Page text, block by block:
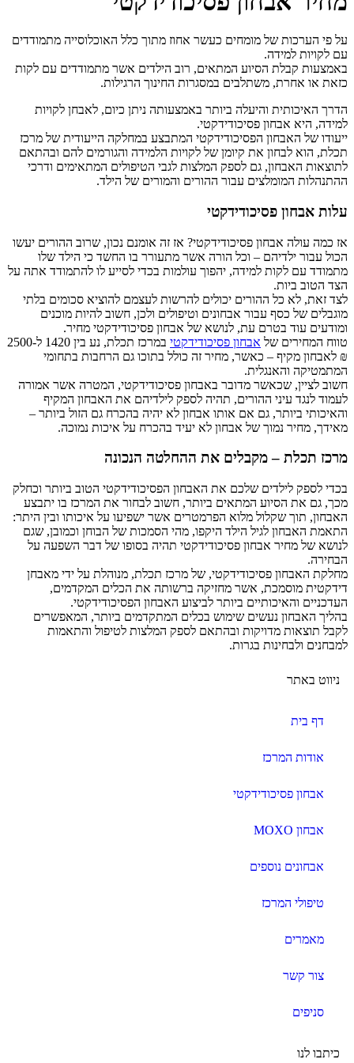
על פי הערכות של מומחים כעשר אחוז מתוך כלל האוכלוסייה מתמודדים
עם לקויות למידה.
באמצעות קבלת הסיוע המתאים, רוב הילדים אשר מתמודדים עם לקות
כזאת או אחרת, משתלבים במסגרות החינוך הרגילות.
הדרך האיכותית והיעלה ביותר באמצעותה ניתן כיום, לאבחן לקויות
למידה, היא אבחון פסיכודידקטי.
ייעודו של האבחון הפסיכודידקטי המתבצע במחלקה הייעודית של מרכז
תכלת, הוא לבחון את קיומן של לקויות הלמידה והגורמים להם ובהתאם
לתוצאות האבחון, גם לספק המלצות לגבי הטיפולים המתאימים ודרכי
ההתנהלות המומלצים עבור ההורים והמורים של הילד.
עלות אבחון פסיכודידקטי
אז כמה עולה אבחון פסיכודידקטי? אז זה אומנם נכון, שרוב ההורים יעשו
הכול עבור ילדיהם – וכל הורה אשר מתעורר בו החשד כי הילד שלו
מתמודד עם לקות למידה, יהפוך עולמות בכדי לסייע לו להתמודד אתה על
הצד הטוב ביות.
לצד זאת, לא כל ההורים יכולים להרשות לעצמם להוציא סכומים בלתי
מוגבלים של כסף עבור אבחונים וטיפולים ולכן, חשוב להיות מוכנים
ומודעים עוד בטרם עת, לנושא של אבחון פסיכודידקטי מחיר.
טווח המחירים של אבחון פסיכודידקטי
במרכז תכלת, נע בין 1420 ל-2500
₪ לאבחון מקיף – כאשר, מחיר זה כולל בתוכו גם הרחבות בתחומי
המתמטיקה והאנגלית.
חשוב לציין, שכאשר מדובר באבחון פסיכודידקטי, המטרה אשר אמורה
לעמוד לנגד עיני ההורים, תהיה לספק לילדיהם את האבחון המקיף
והאיכותי ביותר, גם אם אותו אבחון לא יהיה בהכרח גם הזול ביותר –
מאידך, מחיר נמוך של אבחון לא יעיד בהכרח על איכות נמוכה.
מרכז תכלת – מקבלים את ההחלטה הנכונה
בכדי לספק לילדים שלכם את האבחון הפסיכודידקטי הטוב ביותר וכחלק
מכך, גם את הסיוע המתאים ביותר, חשוב לבחור את המרכז בו יתבצע
האבחון, תוך שקלול מלוא הפרמטרים אשר ישפיעו על איכותו ובין היתר:
התאמת האבחון לגיל הילד היקפו, מהי הסמכות של הבוחן וכמובן, שגם
לנושא של מחיר אבחון פסיכודידקטי תהיה בסופו של דבר השפעה על
הבחירה.
מחלקת האבחון פסיכודידקטי, של מרכז תכלת, מנוהלת על ידי מאבחן
דידקטית מוסמכת, אשר מחזיקה ברשותה את הכלים המקדמים,
העדכניים והאיכותיים ביותר לביצוע האבחון הפסיכודידקטי.
בהליך האבחון נעשים שימוש בכלים המתקדמים ביותר, המאפשרים
לקבל תוצאות מדויקות ובהתאם לספק המלצות לטיפול והתאמות
למבחנים ולבחינות בגרות.
ניווט באתר
דף בית
אודות המרכז
אבחון פסיכודידקטי
אבחון MOXO
אבחונים נוספים
טיפולי המרכז
מאמרים
צור קשר
סניפים
כיתבו לנו